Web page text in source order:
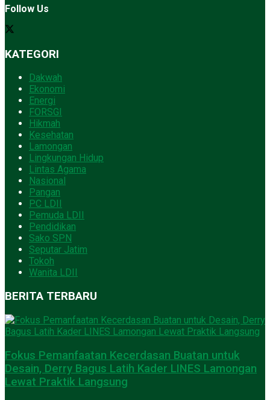
Follow Us
KATEGORI
Dakwah
Ekonomi
Energi
FORSGI
Hikmah
Kesehatan
Lamongan
Lingkungan Hidup
Lintas Agama
Nasional
Pangan
PC LDII
Pemuda LDII
Pendidikan
Sako SPN
Seputar Jatim
Tokoh
Wanita LDII
BERITA TERBARU
Fokus Pemanfaatan Kecerdasan Buatan untuk
Desain, Derry Bagus Latih Kader LINES Lamongan
Lewat Praktik Langsung